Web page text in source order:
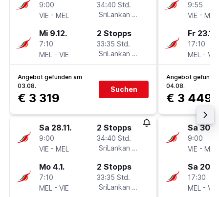
9:00
VIE - MEL
34:40 Std.
SriLankan Airlines
Mi 9.12.
7:10
MEL - VIE
2 Stopps
33:35 Std.
SriLankan Airlines
Angebot gefunden am
03.08.
€ 3 319
Suchen
Sa 28.11.
9:00
VIE - MEL
2 Stopps
34:40 Std.
SriLankan Airlines
Mo 4.1.
7:10
MEL - VIE
2 Stopps
33:35 Std.
SriLankan Airlines
9:55
VIE - MEL
Fr 23.10.
17:10
MEL - VIE
Angebot
04.08.
€ 3 449
Sa 30.1.
9:00
VIE - MEL
Sa 20.2.
17:30
MEL - VIE